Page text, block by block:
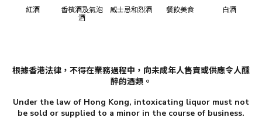
紅酒
香檳酒及氣泡
酒
威士忌和烈酒 餐飲美食 白酒
根據香港法律，不得在業務過程中，向未成年人售賣或供應令人醺
醉的酒類。
Under the law of Hong Kong, intoxicating liquor must not
be sold or supplied to a minor in the course of business.